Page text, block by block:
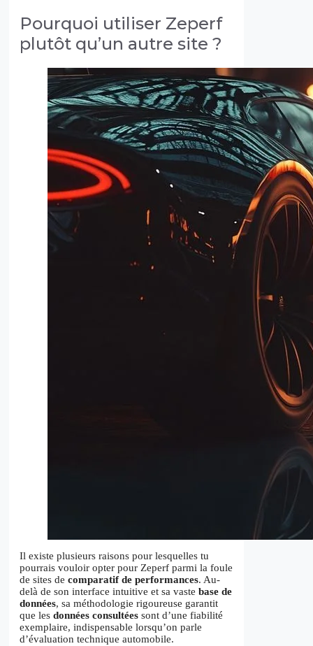
Pourquoi utiliser Zeperf
plutôt qu’un autre site ?
Il existe plusieurs raisons pour lesquelles tu
pourrais vouloir opter pour Zeperf parmi la foule
de sites de comparatif de performances. Au-
delà de son interface intuitive et sa vaste base de
données, sa méthodologie rigoureuse garantit
que les données consultées sont d’une fiabilité
exemplaire, indispensable lorsqu’on parle
d’évaluation technique automobile.